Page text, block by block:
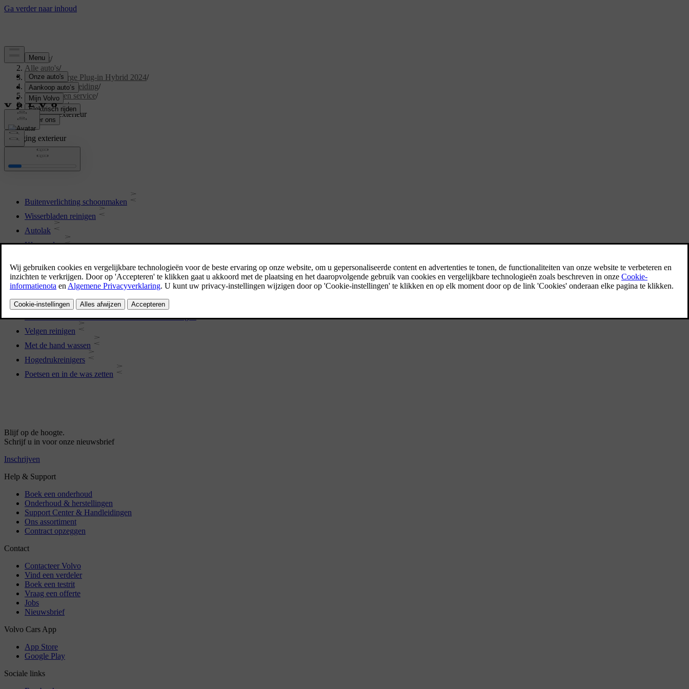
Support/
Alle auto's/
XC40 Recharge Plug-in Hybrid 2024/
Gebruikershandleiding/
Onderhoud en service/
Verzorging/
Reiniging exterieur
Reiniging exterieur
Buitenverlichting schoonmaken
Wisserbladen reinigen
Autolak
Kleurcodes
Exterieur schoonmaken
Roestwering
Automatische wasstraat
Kunststof en rubber sieronderdelen exterieur reinigen
Velgen reinigen
Met de hand wassen
Hogedrukreinigers
Poetsen en in de was zetten